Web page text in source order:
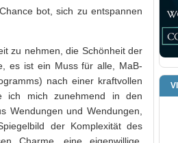
bot, sich zu entspannen
zu nehmen, die Schönheit der
es ist ein Muss für alle, MaB-
nach einer kraftvollen
ich mich zunehmend in den
Wendungen und Wendungen,
der Komplexität des